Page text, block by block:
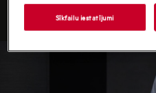
Sīkfailu iestatījumi